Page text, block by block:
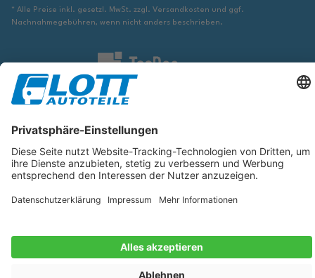
* Alle Preise inkl. gesetzl. MwSt. zzgl. Versandkosten und ggf.
Nachnahmegebühren, wenn nicht anders beschrieben.
Wir sind verpflichtet Sie darauf hinzuweisen, dass Sie ggf. ergänzende
entspricht und für das betreffende Automobil passt.
Die hier angezeigten Daten, insbesondere die gesamte Datenbank, dürfen
nicht kopiert werden. Es ist zu unterlassen, die Daten oder die gesamte
Datenbank ohne vorherige Zustimmung von TecDoc zu vervielfältigen, zu
verbreiten und/oder diese Handlungen durch Dritte ausführen zu lassen.